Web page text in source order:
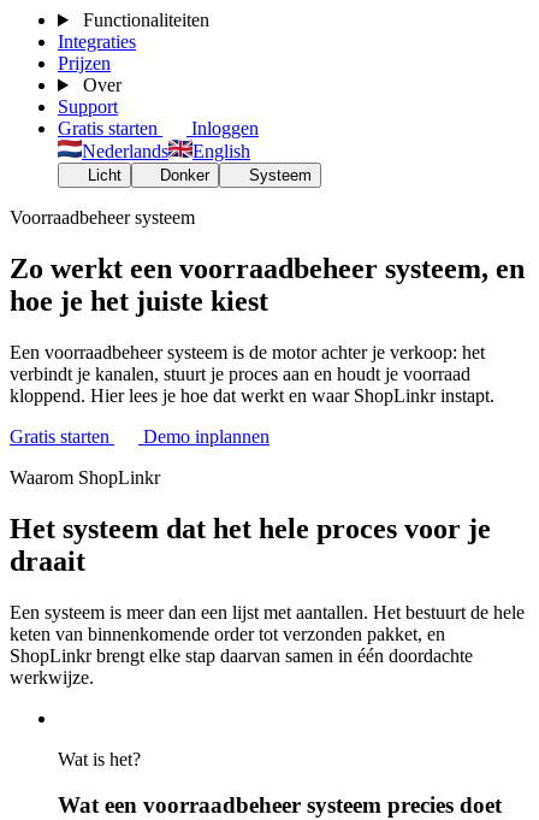
Functionaliteiten
Integraties
Prijzen
Over
Support
Gratis starten
Inloggen
Nederlands
English
Licht Donker Systeem
Voorraadbeheer systeem
Zo werkt een voorraadbeheer systeem, en
hoe je het juiste kiest
Een voorraadbeheer systeem is de motor achter je verkoop: het
verbindt je kanalen, stuurt je proces aan en houdt je voorraad
kloppend. Hier lees je hoe dat werkt en waar ShopLinkr instapt.
Gratis starten
Demo inplannen
Waarom ShopLinkr
Het systeem dat het hele proces voor je
draait
Een systeem is meer dan een lijst met aantallen. Het bestuurt de hele
keten van binnenkomende order tot verzonden pakket, en
ShopLinkr brengt elke stap daarvan samen in één doordachte
werkwijze.
Wat is het?
Wat een voorraadbeheer systeem precies doet